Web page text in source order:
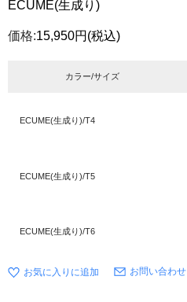
ECUME(生成り)
価格:15,950円 (税込)
カラー/サイズ
ECUME(生成り)/T4
ECUME(生成り)/T5
ECUME(生成り)/T6
お問い合わせ